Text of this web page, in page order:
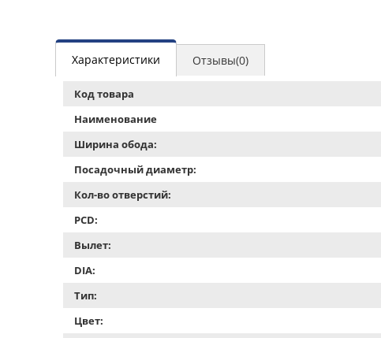
Характеристики Отзывы(0)
Код товара
Наименование
Ширина обода:
Посадочный диаметр:
Кол-во отверстий:
PCD:
Вылет:
DIA:
Тип:
Цвет: